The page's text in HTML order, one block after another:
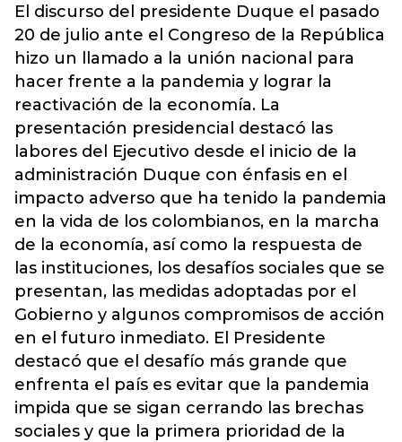
El discurso del presidente Duque el pasado
20 de julio ante el Congreso de la República
hizo un llamado a la unión nacional para
hacer frente a la pandemia y lograr la
reactivación de la economía. La
presentación presidencial destacó las
labores del Ejecutivo desde el inicio de la
administración Duque con énfasis en el
impacto adverso que ha tenido la pandemia
en la vida de los colombianos, en la marcha
de la economía, así como la respuesta de
las instituciones, los desafíos sociales que se
presentan, las medidas adoptadas por el
Gobierno y algunos compromisos de acción
en el futuro inmediato. El Presidente
destacó que el desafío más grande que
enfrenta el país es evitar que la pandemia
impida que se sigan cerrando las brechas
sociales y que la primera prioridad de la